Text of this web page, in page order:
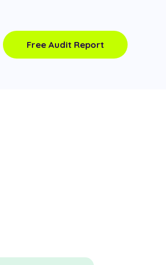
Free Audit Report